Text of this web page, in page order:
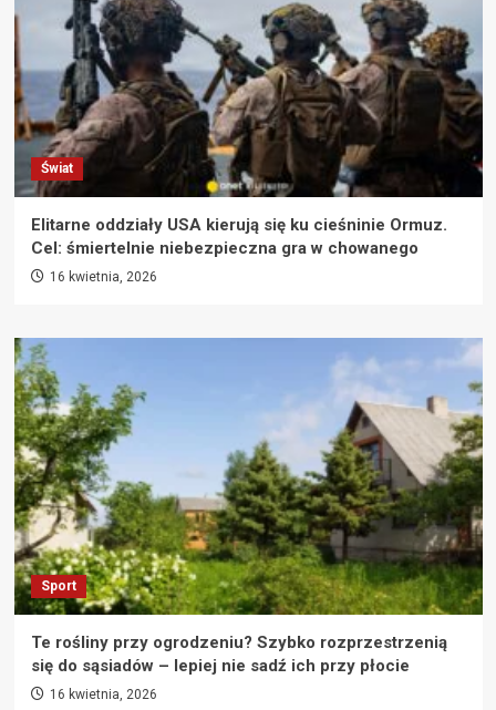
Świat
Elitarne oddziały USA kierują się ku cieśninie Ormuz.
Cel: śmiertelnie niebezpieczna gra w chowanego
16 kwietnia, 2026
Sport
Te rośliny przy ogrodzeniu? Szybko rozprzestrzenią
się do sąsiadów – lepiej nie sadź ich przy płocie
16 kwietnia, 2026